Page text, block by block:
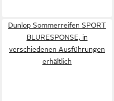
Dunlop Sommerreifen SPORT
BLURESPONSE, in
verschiedenen Ausführungen
erhältlich